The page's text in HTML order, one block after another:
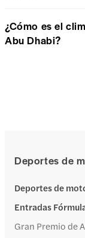
¿Cómo es el
Abu Dhabi?
Deportes de
Deportes de
Entradas
Gran Premio de